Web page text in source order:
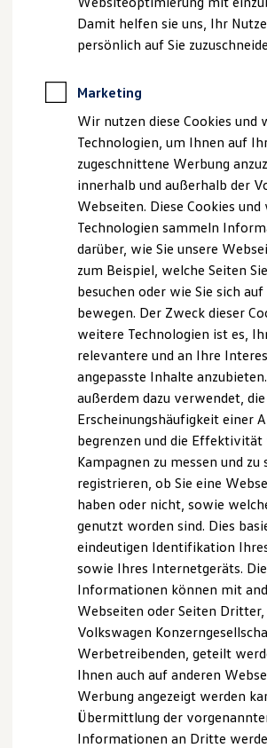
Behörden
Direktkunden
Sonderfahrzeuge
Elektromobilität
Elektroautos
Elektrofahrzeugkonzepte
ID. EVERY1
Reichweite
Reichweite der ID. Modelle
Reichweite im Winter
Rekuperation
Laden
Laden unterwegs
Laden Zuhause
Ladestationen finden
Ladezeitensimulator
Sicherheit
Garantie und Lebensdauer
Nachhaltigkeit
Kosten und Kauf
Verbrauchskosten
Kaufoptionen
E-Auto-Förderung
Software und Konnektivität
Die ID. Software 6
ID. Software Versionen
Digitale Extras
Schnittstellen zu Ihrem
Hybridautos
Marke und Erlebnis
Volkswagen R und R Experience
R-Modelle
R Experience
Driving Experience
Werkbesichtigung
Factory visit
Lifestyle Shop
Golf Kollektion
ID. Kollektion
Volkswagen Kollektion
, 1 von 2 , 2 von 2
--:--
Park Assist Pro
Der optionalePark Assist Promacht
Aussteigen bequemer – ohne, dass Sie
drängen müssen. Er bietet Ihnen die
automatische Ein- oder Ausparken via
zu starten. Darüber hinaus bietet er
Park Assist Plus.
1 2 5
Damit helfen sie uns, Ihr
persönlich auf Sie
Marketing
Wir nutzen diese Cookies und
Technologien, um Ihnen auf
zugeschnittene Werbung
innerhalb und außerhalb der
Webseiten. Diese Cookies und
Technologien sammeln
darüber, wie Sie unsere
zum Beispiel, welche Seiten
besuchen oder wie Sie sich auf
bewegen. Der Zweck dieser
weitere Technologien ist es,
relevantere und an Ihre
angepasste Inhalte
außerdem dazu verwendet, die
Erscheinungshäufigkeit einer
begrenzen und die Effektivität
Kampagnen zu messen und zu
registrieren, ob Sie eine
haben oder nicht, sowie
genutzt worden sind. Dies
eindeutigen Identifikation
sowie Ihres Internetgeräts. Die
Informationen können mit
Webseiten oder Seiten Dritter,
Volkswagen
Werbetreibenden, geteilt
Ihnen auch auf anderen
Werbung angezeigt werden
Übermittlung der
Informationen an Dritte